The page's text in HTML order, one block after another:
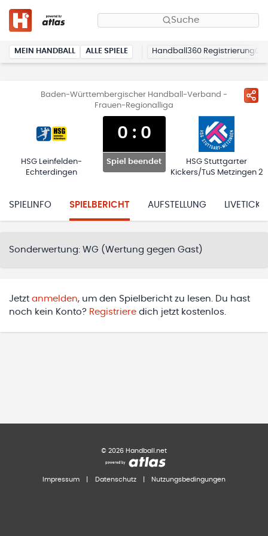
Suche
MEIN HANDBALL ALLE SPIELE Handball360 Registrierung
Baden-Württembergischer Handball-Verband -
Frauen-Regionalliga
HSG Leinfelden-
Echterdingen
0 : 0
Spiel beendet
HSG Stuttgarter
Kickers/TuS Metzingen 2
SPIELINFO SPIELBERICHT AUFSTELLUNG
Sonderwertung: WG (Wertung gegen Gast)
Jetzt anmelden, um den Spielbericht zu lesen. Du hast
noch kein Konto? Registriere dich jetzt kostenlos.
© 2026 Handball.net
Impressum Datenschutz Nutzungsbedingungen